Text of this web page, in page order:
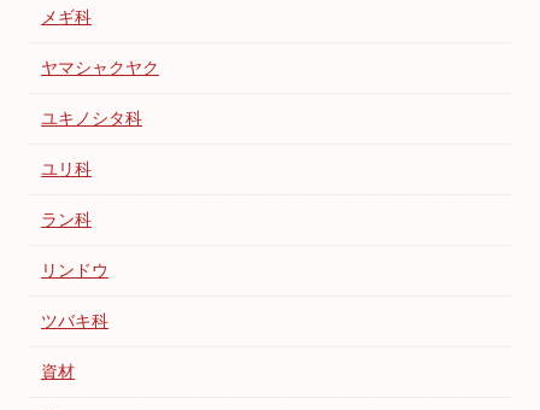
メギ科
ヤマシャクヤク
ユキノシタ科
ユリ科
ラン科
リンドウ
ツバキ科
資材